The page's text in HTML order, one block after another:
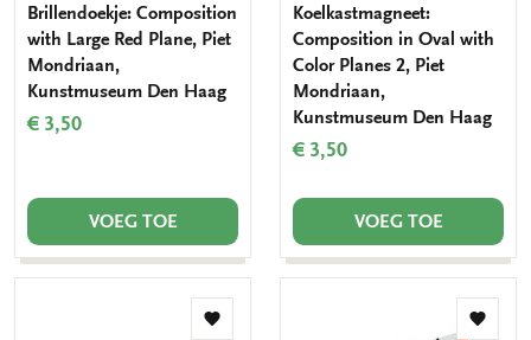
Brillendoekje: Composition
with Large Red Plane, Piet
Mondriaan,
Kunstmuseum Den Haag
€ 3,50
VOEG TOE
Koelkastmagneet:
Composition in Oval with
Color Planes 2, Piet
Mondriaan,
Kunstmuseum Den Haag
€ 3,50
VOEG TOE
Toevoegen